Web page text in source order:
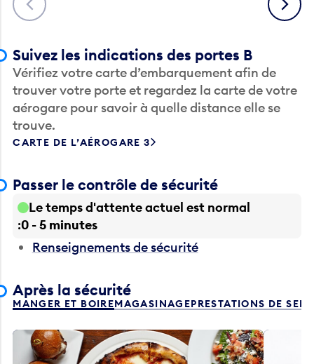
Suivez les indications des portes B
Vérifiez votre carte d’embarquement afin de
trouver votre porte et regardez la carte de votre
aérogare pour savoir à quelle distance elle se
trouve.
CARTE DE L’AÉROGARE 3
Passer le contrôle de sécurité
Le temps d'attente actuel est normal
0 - 5 minutes
Renseignements de sécurité
Après la sécurité
MANGER ET BOIREMAGASINAGEPRESTATIONS DE